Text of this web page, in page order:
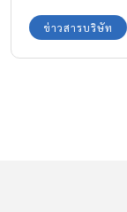
การเติบโตของธุร
มีเดียแบรนด์ส
ยุทธ์ สำหรับแบรนด์
ผลักดันให้แบรนด์ใ
ข่าวสารบริษัท